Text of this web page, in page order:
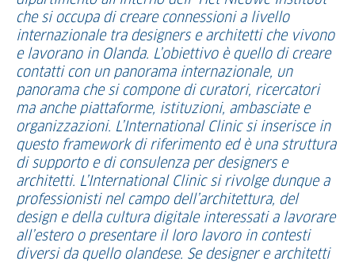
che si occupa di creare connessioni a livello
internazionale tra designers e architetti che vivono
e lavorano in Olanda. L’obiettivo è quello di creare
contatti con un panorama internazionale, un
panorama che si compone di curatori, ricercatori
ma anche piattaforme, istituzioni, ambasciate e
organizzazioni. L’International Clinic si inserisce in
questo framework di riferimento ed è una struttura
di supporto e di consulenza per designers e
architetti. L’International Clinic si rivolge dunque a
professionisti nel campo dell’architettura, del
design e della cultura digitale interessati a lavorare
all’estero o presentare il loro lavoro in contesti
diversi da quello olandese. Se designer e architetti